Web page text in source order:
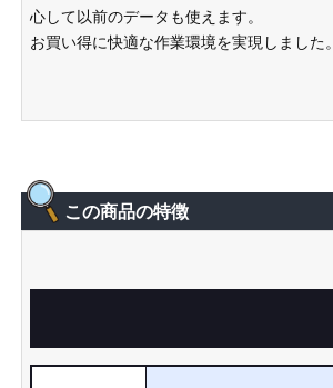
心して以前のデータも使えます。
お買い得に快適な作業環境を実現しました。
この商品の特徴